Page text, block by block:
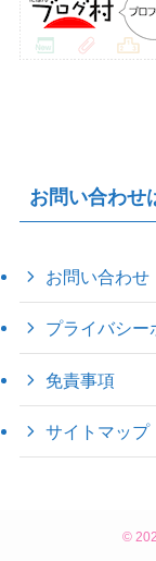
お問い合わせ
お問い合わせ
プライバシー
免責事項
サイトマップ
©